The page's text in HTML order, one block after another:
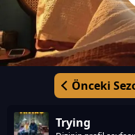
Önceki
Trying